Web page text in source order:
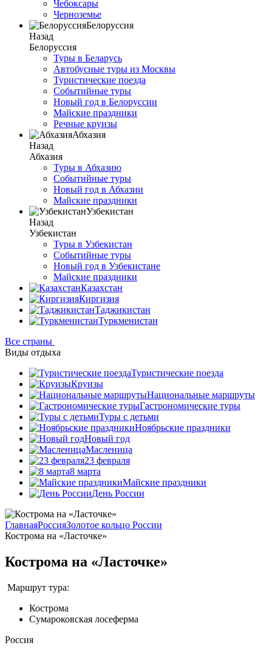
Чебоксары
Черноземье
Белоруссия
Назад
Белоруссия
Туры в Беларусь
Автобусные туры из Москвы
Туристические поезда
Событийные туры
Новый год в Белоруссии
Майские праздники
Речные круизы
Абхазия
Назад
Абхазия
Туры в Абхазию
Событийные туры
Новый год в Абхазии
Майские праздники
Узбекистан
Назад
Узбекистан
Туры в Узбекистан
Событийные туры
Новый год в Узбекистане
Майские праздники
Казахстан
Киргизия
Таджикистан
Туркменистан
Все страны
Виды отдыха
Туристические поезда
Круизы
Национальные маршруты
Гастрономические туры
Туры с детьми
Ноябрьские праздники
Новый год
Масленица
23 февраля
8 марта
Майские праздники
День России
ГлавнаяРоссияЗолотое кольцо России
Кострома на «Ласточке»
Кострома на «Ласточке»
Маршрут тура:
Кострома
Сумароковская лосеферма
Россия